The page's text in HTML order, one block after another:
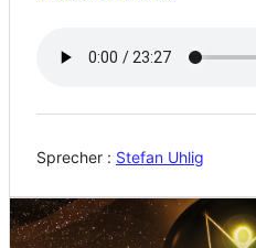
Sprecher : Stefan Uhlig